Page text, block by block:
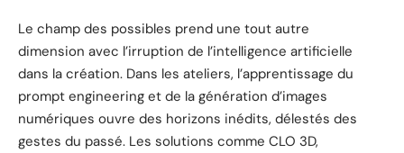
Le champ des possibles prend une tout autre
dimension avec l’irruption de l’intelligence artificielle
dans la création. Dans les ateliers, l’apprentissage du
prompt engineering et de la génération d’images
numériques ouvre des horizons inédits, délestés des
gestes du passé. Les solutions comme CLO 3D,